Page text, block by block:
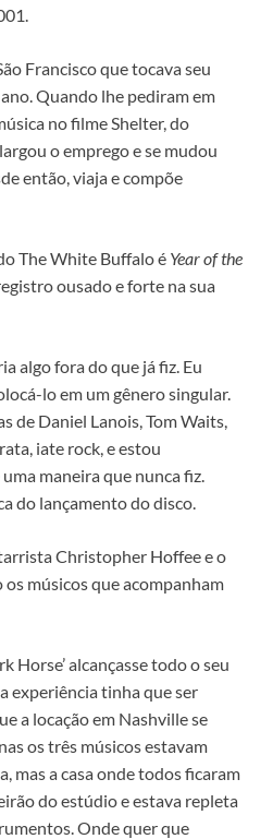
Francisco que tocava seu
Quando lhe pediram em
no filme Shelter, do
o emprego e se mudou
então, viaja e compõe
The White Buffalo é Year of the
ousado e forte na sua
algo fora do que já fiz. Eu
lo em um gênero singular.
de Daniel Lanois, Tom Waits,
iate rock, e estou
maneira que nunca fiz.
do lançamento do disco.
Christopher Hoffee e o
músicos que acompanham
Horse’ alcançasse todo o seu
experiência tinha que ser
a locação em Nashville se
os três músicos estavam
mas a casa onde todos ficaram
do estúdio e estava repleta
Onde quer que